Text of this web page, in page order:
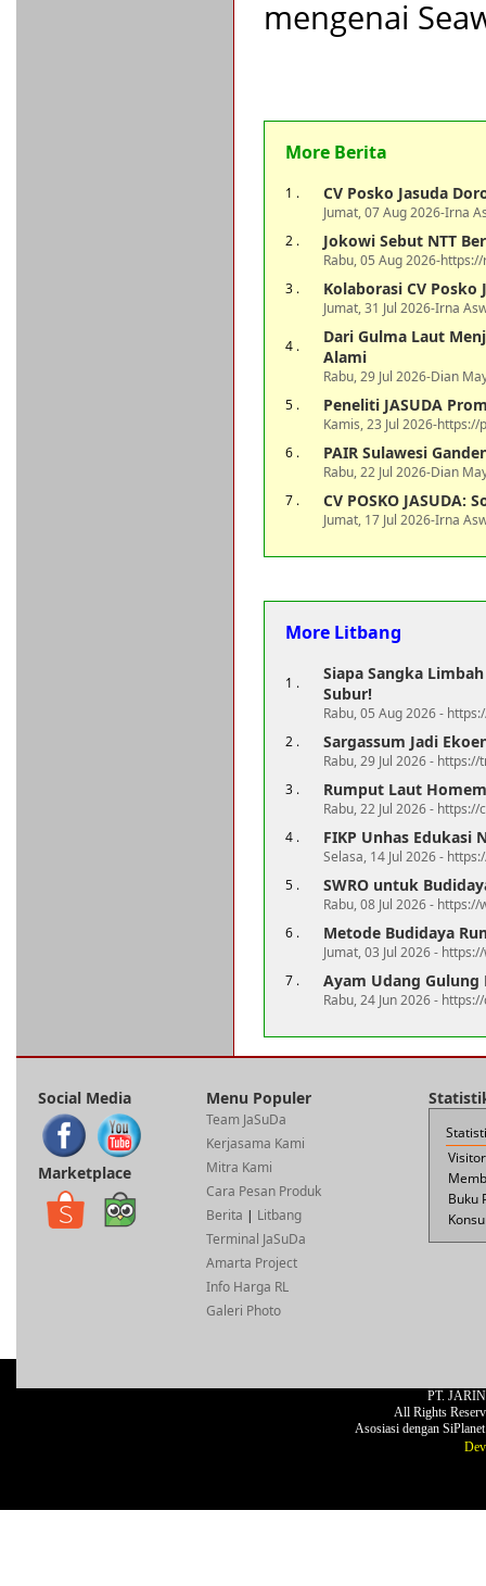
mengenai
More Berita
1 . CV Posko Jasuda
Jumat, 07 Aug 2026-Irna
2 .
Jokowi Sebut NTT
Rabu, 05 Aug 2026-
3 .
Kolaborasi CV Posko
Jumat, 31 Jul 2026-Irna
4 .
Dari Gulma Laut
Alami
Rabu, 29 Jul 2026-Dian
5 .
Peneliti JASUDA
Kamis, 23 Jul 2026-
6 .
PAIR Sulawesi
Rabu, 22 Jul 2026-Dian
7 .
CV POSKO
Jumat, 17 Jul 2026-Irna
More Litbang
1 .
Siapa Sangka
Subur!
Rabu, 05 Aug 2026 -
2 .
Sargassum Jadi
Rabu, 29 Jul 2026 -
3 .
Rumput Laut
Rabu, 22 Jul 2026 -
4 .
FIKP Unhas Edukasi
Selasa, 14 Jul 2026 -
5 .
SWRO untuk
Rabu, 08 Jul 2026 -
6 .
Metode Budidaya
Jumat, 03 Jul 2026 -
7 .
Ayam Udang Gulung
Rabu, 24 Jun 2026 -
Social Media
Marketplace
Menu Populer
Team JaSuDa
Kerjasama Kami
Mitra Kami
Cara Pesan Produk
Berita | Litbang
Terminal JaSuDa
Amarta Project
Info Harga RL
Galeri Photo
Buku
PT.
All Rights
Asosiasi dengan